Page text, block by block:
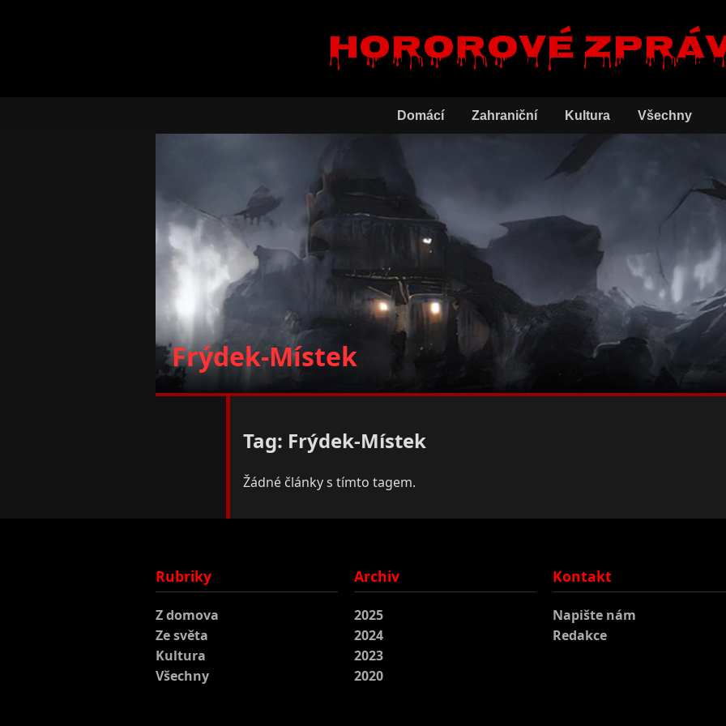
Hororové
Domácí Zahraniční Kultura Všechny
Frýdek-Místek
Tag: Frýdek-Místek
Žádné články s tímto tagem.
Rubriky
Z domova
Ze světa
Kultura
Všechny
Archiv
2025
2024
2023
2020
Kontakt
Napište nám
Redakce